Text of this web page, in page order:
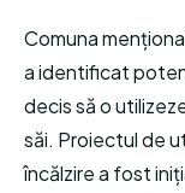
Comuna
a identificat
decis să o
săi. Proiectul de
încălzire a fost